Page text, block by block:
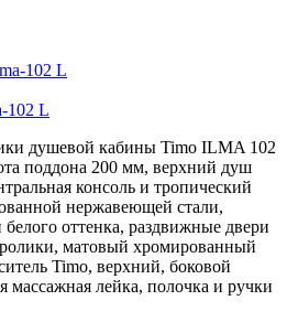
102 L
душевой кабины Timo ILMA 102
поддона 200 мм, верхний душ
консоль и тропический
нержавеющей стали,
оттенка, раздвижные двери
матовый хромированный
Timo, верхний, боковой
массажная лейка, полочка и ручки